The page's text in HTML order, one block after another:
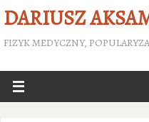
DARIUSZ
FIZYK MEDYCZNY,